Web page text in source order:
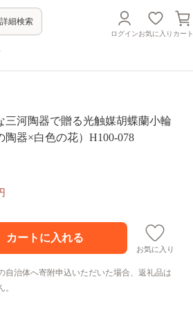
詳細検索
ログインお気に入り カート
三河陶器で贈る光触媒胡蝶蘭小輪
陶器×白色の花）H100-078
お気に入り
自治体へ寄附申込いただいた場合、返礼品は